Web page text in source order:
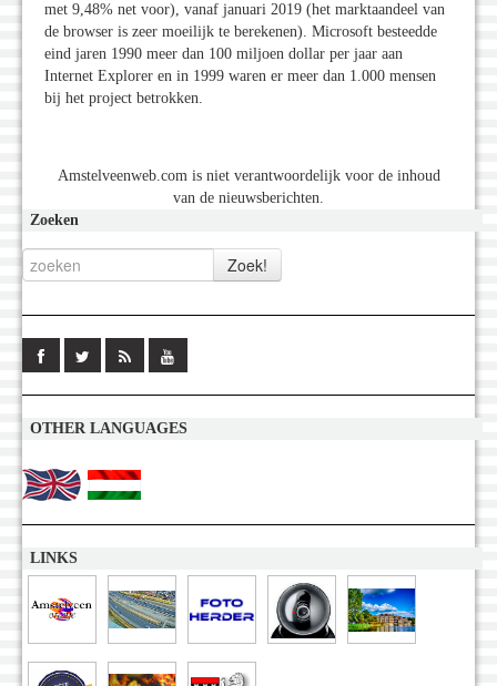
met 9,48% net voor), vanaf januari 2019 (het marktaandeel van
de browser is zeer moeilijk te berekenen). Microsoft besteedde
eind jaren 1990 meer dan 100 miljoen dollar per jaar aan
Internet Explorer en in 1999 waren er meer dan 1.000 mensen
bij het project betrokken.
Amstelveenweb.com is niet verantwoordelijk voor de inhoud
van de nieuwsberichten.
Zoeken
OTHER LANGUAGES
LINKS